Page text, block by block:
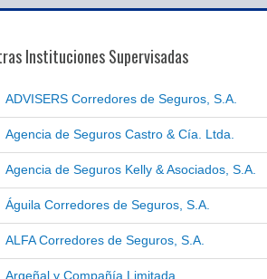
Instituciones Supervisadas
ADVISERS Corredores de Seguros, S.A.
Agencia de Seguros Castro & Cía. Ltda.
Agencia de Seguros Kelly & Asociados, S.A.
Águila Corredores de Seguros, S.A.
ALFA Corredores de Seguros, S.A.
Argeñal y Compañía Limitada.